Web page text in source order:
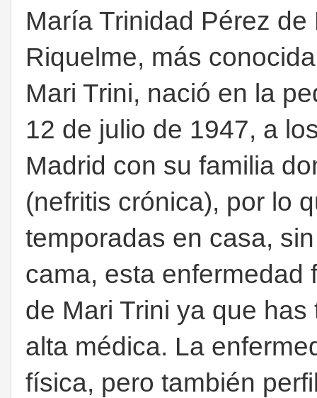
María Trinidad Pérez
Riquelme, más
Mari Trini, nació en la
12 de julio de 1947, a
Madrid con su familia
(nefritis crónica), por lo
temporadas en casa,
cama, esta enfermedad
de Mari Trini ya que
alta médica. La
física, pero también